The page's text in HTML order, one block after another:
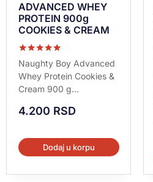
ADVANCED WHEY
PROTEIN 900g
COOKIES & CREAM
Ocenjeno sa
5.00
od 5
Naughty Boy Advanced
Whey Protein Cookies &
Cream 900 g...
4.200 RSD
Dodaj u korpu